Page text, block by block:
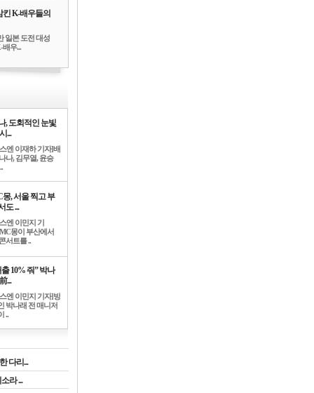
킨 K-배우들의
일본 도전 대성
우...
, 도회적인 눈빛
...
엔 이재하 기자]배
나, 김무열, 윤승
, 서울 찍고 부
도 ...
엔 이민지 기
몽이 부산에서
서트를 ..
10% 줘” 박나
...
엔 이민지 기자]방
박나래 전 매니저
..
다리...
라 ...